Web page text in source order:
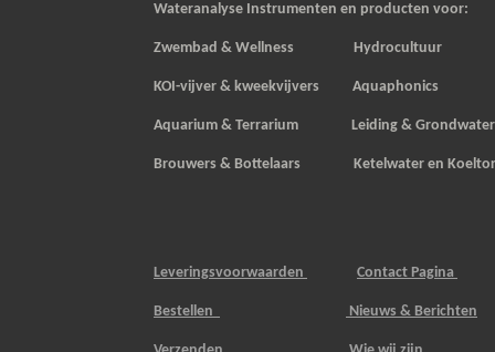
Wateranalyse Instrumenten en producten voor:
Zwembad & Wellness Hydrocultuur
KOI-vijver & kweekvijvers Aquaphonics
Aquarium & Terrarium Leiding & Grondwater
Brouwers & Bottelaars Ketelwater en
Leveringsvoorwaarden Contact Pagina
Bestellen Nieuws & Berichten